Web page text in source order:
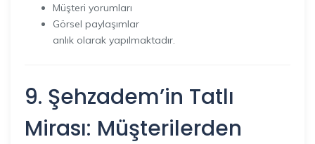
Müşteri yorumları
Görsel paylaşımlar
anlık olarak yapılmaktadır.
9. Şehzadem’in Tatlı
Mirası: Müşterilerden